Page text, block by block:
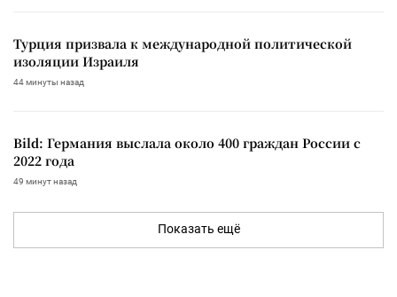
Турция призвала к международной политической
изоляции Израиля
44 минуты назад
Bild: Германия выслала около 400 граждан России с
2022 года
49 минут назад
Показать ещё